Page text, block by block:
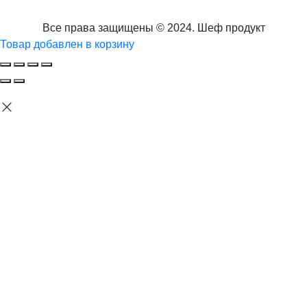
Все права защищены © 2024. Шеф продукт
Товар добавлен в корзину